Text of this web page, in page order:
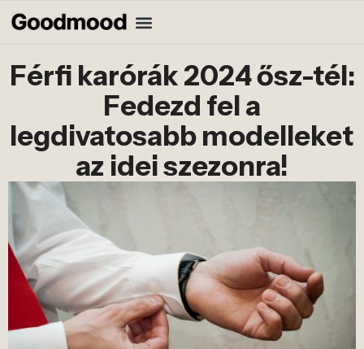
Férfi karórák 2024 ősz-tél:
Fedezd fel a
legdivatosabb modelleket
az idei szezonra!